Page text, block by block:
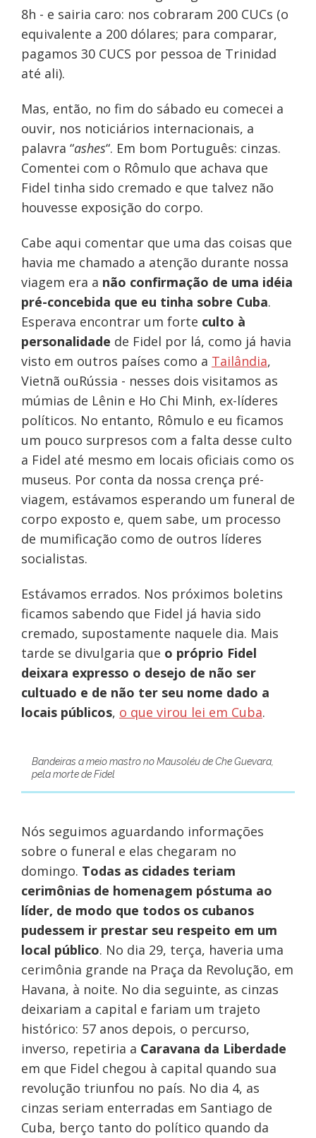
8h - e sairia caro: nos cobraram 200 CUCs (o
equivalente a 200 dólares; para comparar,
pagamos 30 CUCS por pessoa de Trinidad
até ali).
Mas, então, no fim do sábado eu comecei a
ouvir, nos noticiários internacionais, a
palavra “ashes“. Em bom Português: cinzas.
Comentei com o Rômulo que achava que
Fidel tinha sido cremado e que talvez não
houvesse exposição do corpo.
Cabe aqui comentar que uma das coisas que
havia me chamado a atenção durante nossa
viagem era a não confirmação de uma idéia
pré-concebida que eu tinha sobre Cuba.
Esperava encontrar um forte culto à
personalidade de Fidel por lá, como já havia
visto em outros países como a Tailândia,
Vietnã ouRússia - nesses dois visitamos as
múmias de Lênin e Ho Chi Minh, ex-líderes
políticos. No entanto, Rômulo e eu ficamos
um pouco surpresos com a falta desse culto
a Fidel até mesmo em locais oficiais como os
museus. Por conta da nossa crença pré-
viagem, estávamos esperando um funeral de
corpo exposto e, quem sabe, um processo
de mumificação como de outros líderes
socialistas.
Estávamos errados. Nos próximos boletins
ficamos sabendo que Fidel já havia sido
cremado, supostamente naquele dia. Mais
tarde se divulgaria que o próprio Fidel
deixara expresso o desejo de não ser
cultuado e de não ter seu nome dado a
locais públicos, o que virou lei em Cuba.
Bandeiras a meio mastro no Mausoléu de Che Guevara,
pela morte de Fidel
Nós seguimos aguardando informações
sobre o funeral e elas chegaram no
domingo. Todas as cidades teriam
cerimônias de homenagem póstuma ao
líder, de modo que todos os cubanos
pudessem ir prestar seu respeito em um
local público. No dia 29, terça, haveria uma
cerimônia grande na Praça da Revolução, em
Havana, à noite. No dia seguinte, as cinzas
deixariam a capital e fariam um trajeto
histórico: 57 anos depois, o percurso,
inverso, repetiria a Caravana da Liberdade
em que Fidel chegou à capital quando sua
revolução triunfou no país. No dia 4, as
cinzas seriam enterradas em Santiago de
Cuba, berço tanto do político quando da